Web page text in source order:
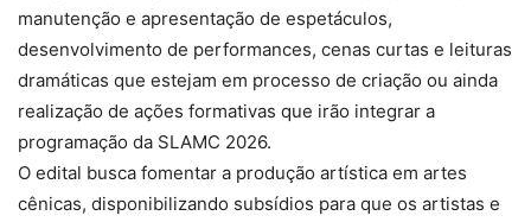
manutenção e apresentação de espetáculos,
desenvolvimento de performances, cenas curtas e leituras
dramáticas que estejam em processo de criação ou ainda
realização de ações formativas que irão integrar a
programação da SLAMC 2026.
O edital busca fomentar a produção artística em artes
cênicas, disponibilizando subsídios para que os artistas e